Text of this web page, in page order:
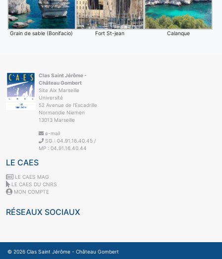
Grain de sable (Bonifacio) Fort St-jean Calanque
Clas Saint Jérôme -
Château Gombert
Site Aix Marseille
Université
52 Avenue de l'Escadrille
Normandie Niemen
13013 Marseille
e-mail
SG : 04.91.16.40.45 /
MP : 04.91.16.40.44
LE CAES
LE CAES MAG
LE CAES DU CNRS
MON COMPTE
RÉSEAUX SOCIAUX
© 2026 Clas Saint Jérôme - Château Gombert